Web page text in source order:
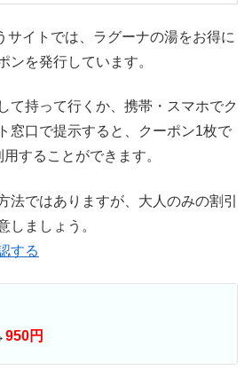
サイトでは、ラグーナの湯をお得に
ンを発行しています。
て持って行くか、携帯・スマホでク
窓口で提示すると、クーポン1枚で
することができます。
法ではありますが、大人のみの割引
しましょう。
する
950円